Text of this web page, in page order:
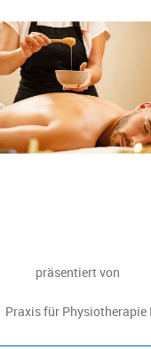
präsentiert von
Praxis für